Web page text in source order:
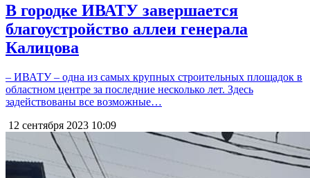
В городке ИВАТУ завершается
благоустройство аллеи генерала
Калицова
– ИВАТУ – одна из самых крупных строительных площадок в
областном центре за последние несколько лет. Здесь
задействованы все возможные…
12 сентября 2023 10:09